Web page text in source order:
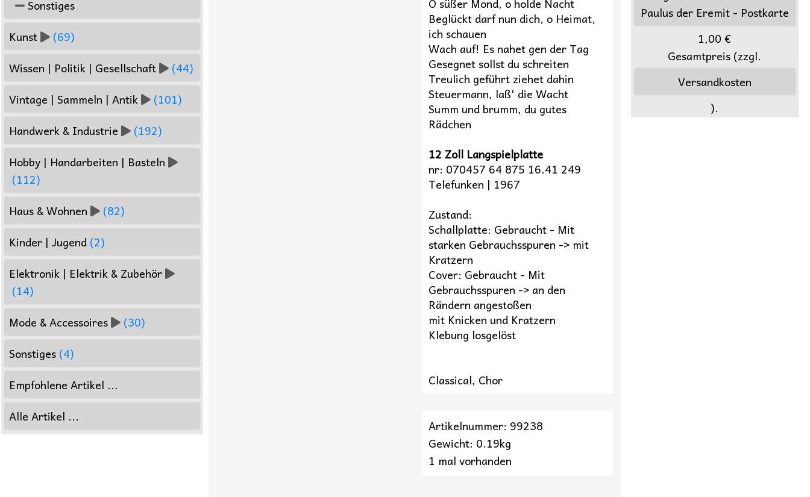
Sonstiges
Kunst
(69)
Wissen | Politik | Gesellschaft
(44)
Vintage | Sammeln | Antik
(101)
Handwerk & Industrie
(192)
Hobby | Handarbeiten | Basteln
(112)
Haus & Wohnen
(82)
Kinder | Jugend (2)
Elektronik | Elektrik & Zubehör
(14)
Mode & Accessoires
(30)
Sonstiges (4)
Empfohlene Artikel ...
Alle Artikel ...
Beglückt darf nun dich, o Heimat,
ich schauen
Wach auf! Es nahet gen der Tag
Gesegnet sollst du schreiten
Treulich geführt ziehet dahin
Steuermann, laß' die Wacht
Summ und brumm, du gutes
Rädchen
12 Zoll Langspielplatte
nr: 070457 64 875 16.41 249
Telefunken | 1967
Zustand:
Schallplatte: Gebraucht - Mit
starken Gebrauchsspuren -> mit
Kratzern
Cover: Gebraucht - Mit
Gebrauchsspuren -> an den
Rändern angestoßen
mit Knicken und Kratzern
Klebung losgelöst
Classical, Chor
Artikelnummer: 99238
Gewicht: 0.19kg
1 mal vorhanden
Paulus der Eremit - Postkarte
1,00 €
Gesamtpreis (zzgl.
Versandkosten
).